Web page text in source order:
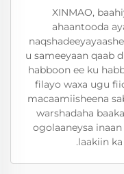
XINMAO,
ahaantooda
u sameeyaan qaab
habboon ee ku
filayo waxa ugu
macaamiisheena
warshadaha
ogolaaneysa
laakiin